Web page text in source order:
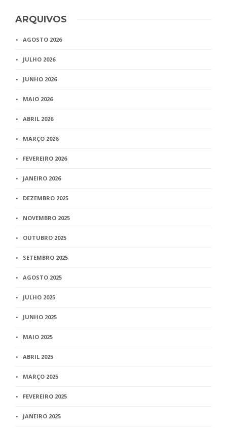
ARQUIVOS
AGOSTO 2026
JULHO 2026
JUNHO 2026
MAIO 2026
ABRIL 2026
MARÇO 2026
FEVEREIRO 2026
JANEIRO 2026
DEZEMBRO 2025
NOVEMBRO 2025
OUTUBRO 2025
SETEMBRO 2025
AGOSTO 2025
JULHO 2025
JUNHO 2025
MAIO 2025
ABRIL 2025
MARÇO 2025
FEVEREIRO 2025
JANEIRO 2025